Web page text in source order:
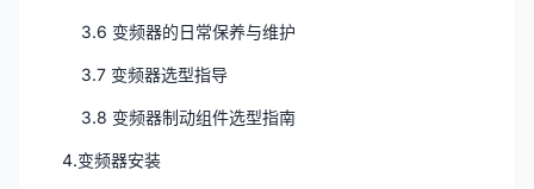
3.6 变频器的日常保养与维护
3.7 变频器选型指导
3.8 变频器制动组件选型指南
4.变频器安装